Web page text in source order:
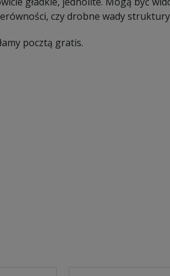
czy drobne wady
pocztą gratis.